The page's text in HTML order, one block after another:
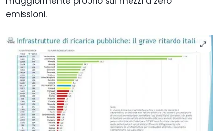
emissioni.